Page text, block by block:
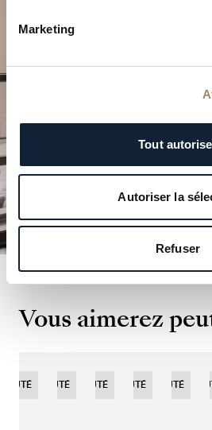
Marketing
Tout
Autoriser la
Refuser
Explorez nos créations
PLANIFIER VOTRE
Vous aimerez
NOUVEAUTÉNOUVEAUTÉNOUVEAUTÉNOUVEAUTÉ
EDITION